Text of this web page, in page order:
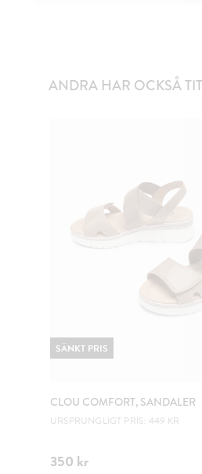
ANDRA HAR OCKSÅ
CLOU COMFORT, SANDALER
URSPRUNGLIGT PRIS: 449 KR
350 kr
SÄNKT PRIS